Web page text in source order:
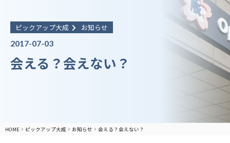
ピックアップ大成
お知らせ
2017-07-03
会える？会えない？
HOME ピックアップ大成 お知らせ 会える？会えない？